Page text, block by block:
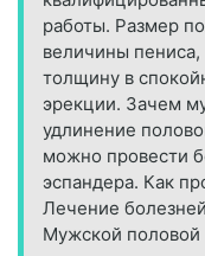
работы. Размер
величины
толщину в
эрекции. Зачем
удлинение
можно провести
эспандера. Как
Лечение
Мужской половой